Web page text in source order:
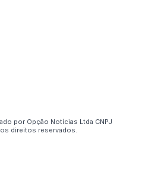
por Opção Notícias Ltda CNPJ
direitos reservados.